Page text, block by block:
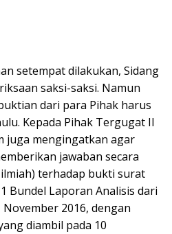
setempat dilakukan, Sidang
saksi-saksi. Namun
dari para Pihak harus
Kepada Pihak Tergugat II
juga mengingatkan agar
jawaban secara
terhadap bukti surat
Bundel Laporan Analisis dari
2016, dengan
diambil pada 10